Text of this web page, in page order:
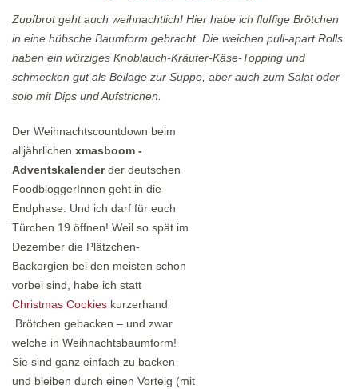
Zupfbrot geht auch weihnachtlich! Hier habe ich fluffige Brötchen
in eine hübsche Baumform gebracht. Die weichen pull-apart Rolls
haben ein würziges Knoblauch-Kräuter-Käse-Topping und
schmecken gut als Beilage zur Suppe, aber auch zum Salat oder
solo mit Dips und Aufstrichen.
Der Weihnachtscountdown beim
alljährlichen xmasboom -
Adventskalenderder deutschen
FoodbloggerInnen geht in die
Endphase. Und ich darf für euch
Türchen 19 öffnen! Weil so spät im
Dezember die Plätzchen-
Backorgien bei den meisten schon
vorbei sind, habe ich statt
Christmas Cookies kurzerhand
Brötchen gebacken – und zwar
welche in Weihnachtsbaumform!
Sie sind ganz einfach zu backen
und bleiben durch einen Vorteig (mit